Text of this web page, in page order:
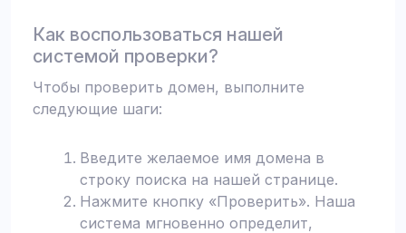
Как воспользоваться нашей
системой проверки?
Чтобы проверить домен, выполните
следующие шаги:
Введите желаемое имя домена в
строку поиска на нашей странице.
Нажмите кнопку «Проверить». Наша
система мгновенно определит,